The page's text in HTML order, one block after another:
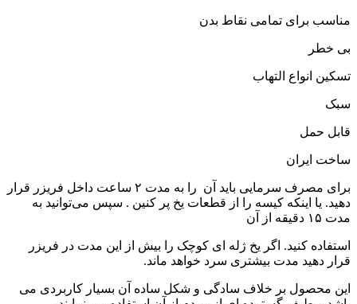
مناسب برای تمامی نقاط بدن
بی خطر
تسکین انواع التهاب
سبک
قابل حمل
ساخت ایران
برای مصرف سرمایی باید آن را به مدت ۲ ساعت داخل فریزر قرار
دهید. یا اینکه کیسه را از قطعات یخ پر کنین . سپس می‌توانید به
مدت ۱۵ دقیقه از آن
استفاده کنید. اگر یخ ژله ای کوچک را بیش از این مدت در فریزر
قرار دهید مدت بیشتری سرد خواهد ماند.
این محصول بر خلاف سادگی و شکل ساده آن بسیار کاربردی می